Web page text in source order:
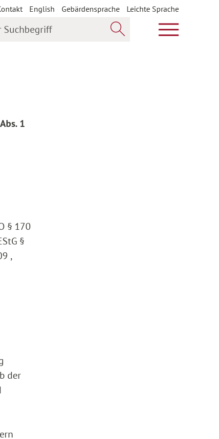
English Gebärdensprache
Leichte Sprache
Hauptmenü
1
§ 170
§
,
der